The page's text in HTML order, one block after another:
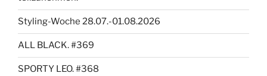
Styling-Woche 28.07.-01.08.2026
ALL BLACK. #369
SPORTY LEO. #368